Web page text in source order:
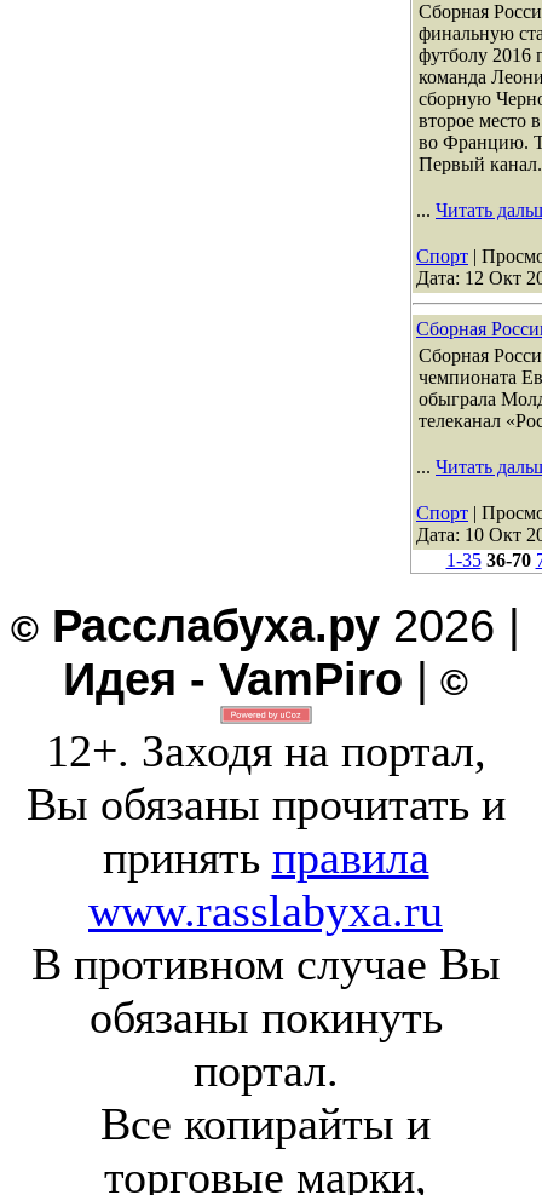
Сборная
финальную
футболу 2016
команда
сборную
второе место
во Францию.
Первый канал.
... Читать
Спорт |
Дата: 12 Окт
Сборная
Сборная
чемпионата
обыграла
телеканал
... Читать
Спорт |
Дата: 10 Окт
1-35 36-70
© Расслабуха.ру 2026 |
Идея - VamPiro | ©
12+. Заходя на портал,
Вы обязаны прочитать и
принять правила
www.rasslabyxa.ru
В противном случае Вы
обязаны покинуть
портал.
Все копирайты и
торговые марки,